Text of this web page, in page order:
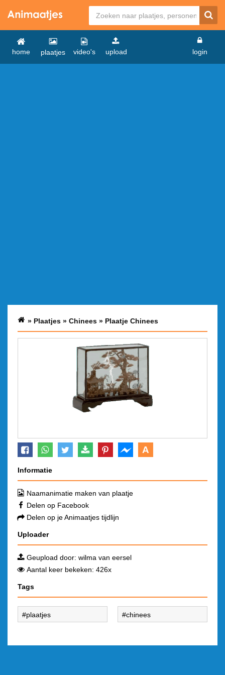
home plaatjes video's upload login
» Plaatjes » Chinees » Plaatje Chinees
A
Informatie
Naamanimatie maken van plaatje
Delen op Facebook
Delen op je Animaatjes tijdlijn
Uploader
Geupload door: wilma van eersel
Aantal keer bekeken: 426x
Tags
plaatjes chinees